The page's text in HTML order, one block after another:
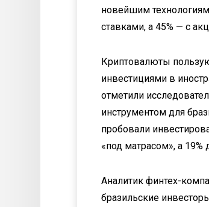
новейшим
ставками, а 45% — с
Криптовалюты
инвестициями в
отметили
инструментом для
пробовали
«под матрасом», а
Аналитик финтех-
бразильские